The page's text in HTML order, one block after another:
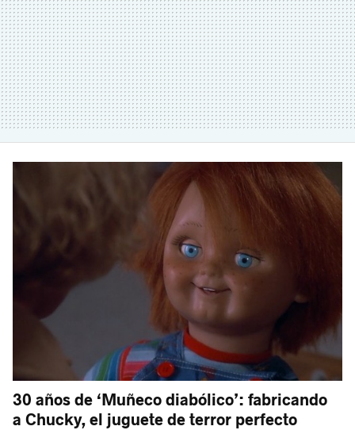
30 años de ‘Muñeco diabólico’: fabricando
a Chucky, el juguete de terror perfecto